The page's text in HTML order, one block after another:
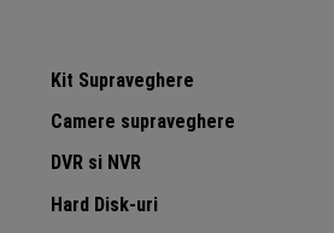
Kit Supraveghere
Camere supraveghere
DVR si NVR
Hard Disk-uri